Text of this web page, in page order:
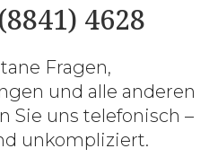
4628
Fragen,
und alle anderen
Sie uns telefonisch –
unkompliziert.